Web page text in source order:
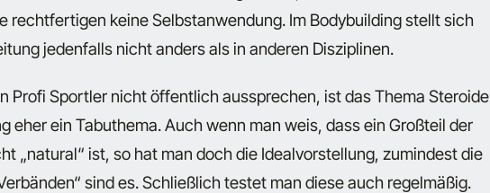
rechtfertigen keine Selbstanwendung. Im Bodybuilding stellt sich
jedenfalls nicht anders als in anderen Disziplinen.
Profi Sportler nicht öffentlich aussprechen, ist das Thema Steroide
eher ein Tabuthema. Auch wenn man weis, dass ein Großteil der
„natural“ ist, so hat man doch die Idealvorstellung, zumindest die
sind es. Schließlich testet man diese auch regelmäßig.